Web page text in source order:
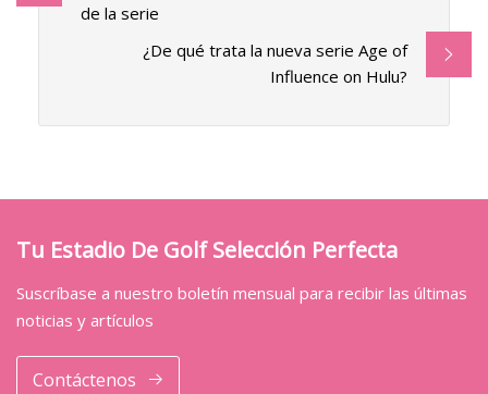
de la serie
¿De qué trata la nueva serie Age of
Influence on Hulu?
Tu Estadio De Golf Selección Perfecta
Suscríbase a nuestro boletín mensual para recibir las últimas
noticias y artículos
Contáctenos